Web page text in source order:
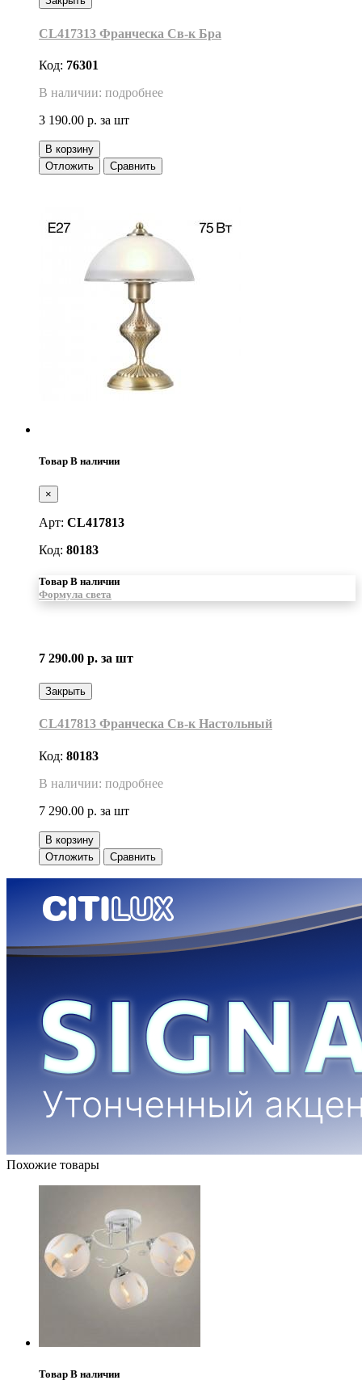
CL417313 Франческа Св-к Бра
Код: 76301
В наличии: подробнее
3 190.00 р. за шт
В корзину
Отложить
Сравнить
Товар В наличии
×
Арт: CL417813
Код: 80183
Товар В наличии
Формула света
7 290.00 р. за шт
Закрыть
CL417813 Франческа Св-к Настольный
Код: 80183
В наличии: подробнее
7 290.00 р. за шт
В корзину
Отложить
Сравнить
Похожие товары
Товар В наличии